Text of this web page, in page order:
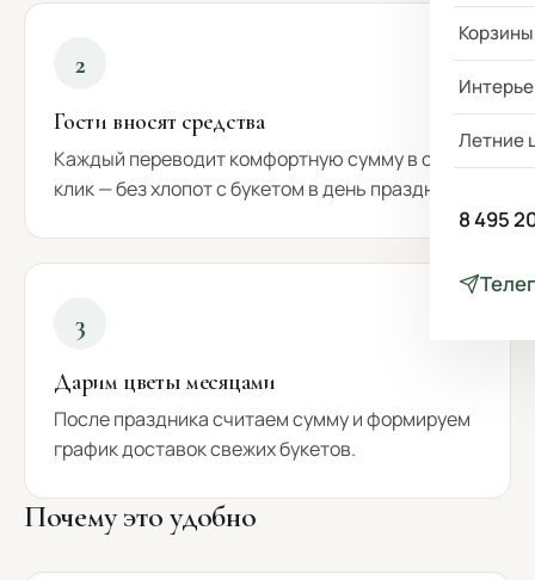
Летние
8 495
2
Гости вносят средства
Каждый переводит комфортную сумму в один
клик — без хлопот с букетом в день праздника.
3
Дарим цветы месяцами
После праздника считаем сумму и формируем
график доставок свежих букетов.
Почему это удобно